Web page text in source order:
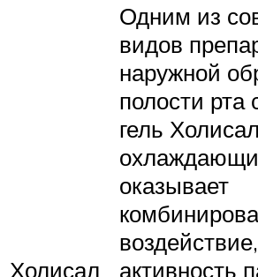
Холисал
Одним из
видов
наружной
полости рта
гель
оказывает
активность